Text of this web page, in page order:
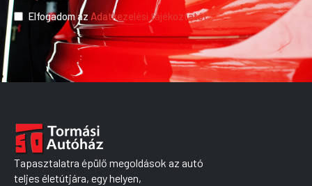
Elfogadom az Adatkezelési tájékoztatót.
Tapasztalatra épülő megoldások az autó
teljes életútjára, egy helyen,